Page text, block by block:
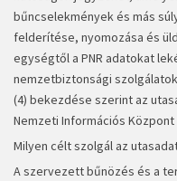
bűncselekmények és más
felderítése, nyomozása és
egységtől a PNR adatokat
nemzetbiztonsági
(4) bekezdése szerint az
Nemzeti Információs Központ
Milyen célt szolgál az
A szervezett bűnözés és a